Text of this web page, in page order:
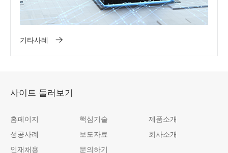
기타사례
사이트 둘러보기
홈페이지 핵심기술
제품소개
성공사례
보도자료
회사소개
인재채용
문의하기